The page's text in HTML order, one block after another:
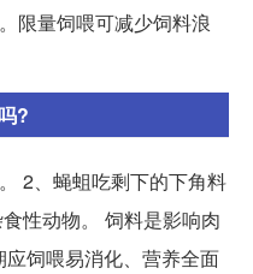
限量饲喂可减少饲料浪
?
2、蝇蛆吃剩下的下角料
性动物。 饲料是影响肉
饲喂易消化、营养全面